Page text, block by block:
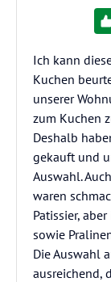
Ich kann
Kuchen
unserer
zum Kuchen
Deshalb
gekauft und
Auswahl.
waren
Patissier,
sowie
Die Auswahl
ausreichend,